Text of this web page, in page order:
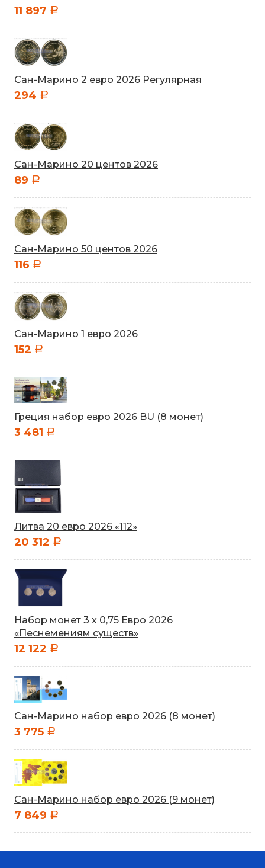
11 897 a
Сан-Марино 2 евро 2026 Регулярная
294 a
Сан-Марино 20 центов 2026
89 a
Сан-Марино 50 центов 2026
116 a
Сан-Марино 1 евро 2026
152 a
Греция набор евро 2026 BU (8 монет)
3 481 a
Литва 20 евро 2026 «112»
20 312 a
Набор монет 3 x 0,75 Евро 2026
«Песнемениям существ»
12 122 a
Сан-Марино набор евро 2026 (8 монет)
3 775 a
Сан-Марино набор евро 2026 (9 монет)
7 849 a